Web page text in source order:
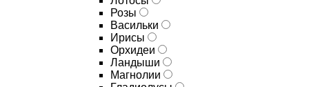
Розы
Васильки
Ирисы
Орхидеи
Ландыши
Магнолии